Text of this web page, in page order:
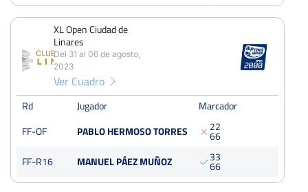
59º Torneo Dionisio Nespral
Del 14 al 19 de agosto, 2023
Octavos
XL Open Ciudad de Linares
Octavos
XL Open Ciudad de
Linares
Del 31 al 06 de agosto,
2023
Ver Cuadro
Rd Jugador
Marcador
FF-OF
PABLO HERMOSO TORRES 2
6
2
6
FF-R16
MANUEL PÁEZ MUÑOZ 3
6
3
6